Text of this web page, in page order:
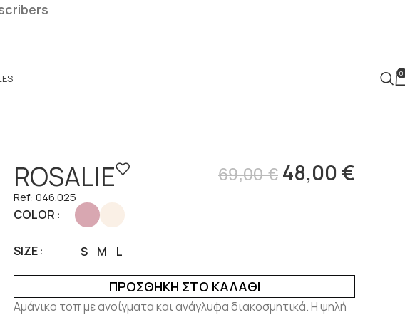
0
ROSALIE 69,00€ 48,00 €
Ref: 046.025
COLOR
SIZE S M L
ΠΡΟΣΘΉΚΗ ΣΤΟ ΚΑΛΆΘΙ
Αμάνικο τοπ με ανοίγματα και ανάγλυφα διακοσμητικά. Η ψηλή